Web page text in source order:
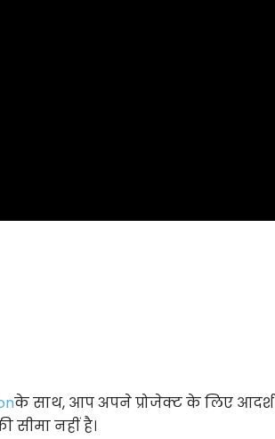
के साथ, आप अपने प्रोजेक्ट के लिए आदर्श
नहीं है।